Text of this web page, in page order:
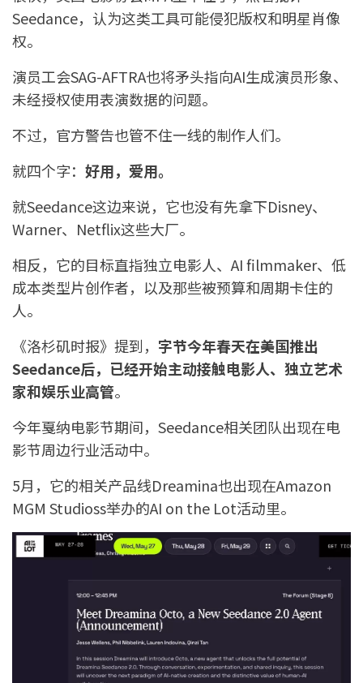
Seedance，认为这类工具可能侵犯版权和明星肖像
权。
演员工会SAG-AFTRA也将矛头指向AI生成演员形象、
未经授权使用表演数据的问题。
不过，官方警告也管不住一线的制作人们。
就四个字： 好用，爱用。
就Seedance这边来说，它也没有先拿下Disney、
Warner、Netflix这些大厂。
相反，它的目标直指独立电影人、AI filmmaker、低
成本类型片创作者，以及那些被预算和周期卡住的
人。
《洛杉矶时报》提到， 字节今年春天在美国推出
Seedance后，已经开始主动接触电影人、独立艺术
家和娱乐业高管。
今年戛纳电影节期间，Seedance相关团队出现在电
影节周边行业活动中。
5月，它的相关产品线Dreamina也出现在Amazon
MGM Studioss举办的AI on the Lot活动里。